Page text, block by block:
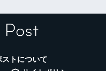
ストについて